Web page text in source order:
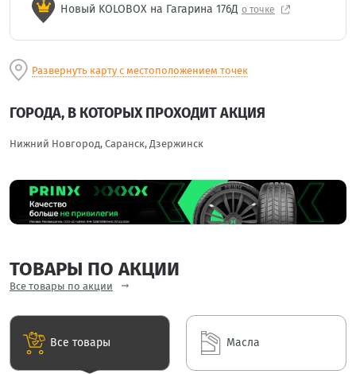
Новый KOLOBOX на Гагарина 176Д о точке
Развернуть карту с местоположением точек
ГОРОДА, В КОТОРЫХ ПРОХОДИТ АКЦИЯ
Нижний Новгород, Саранск, Дзержинск
ТОВАРЫ ПО АКЦИИ
Все товары по акции
Все товары Масла